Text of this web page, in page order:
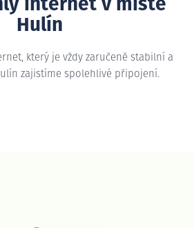
internet v místě
Hulín
který je vždy zaručeně stabilní a
zajistíme spolehlivé připojení.